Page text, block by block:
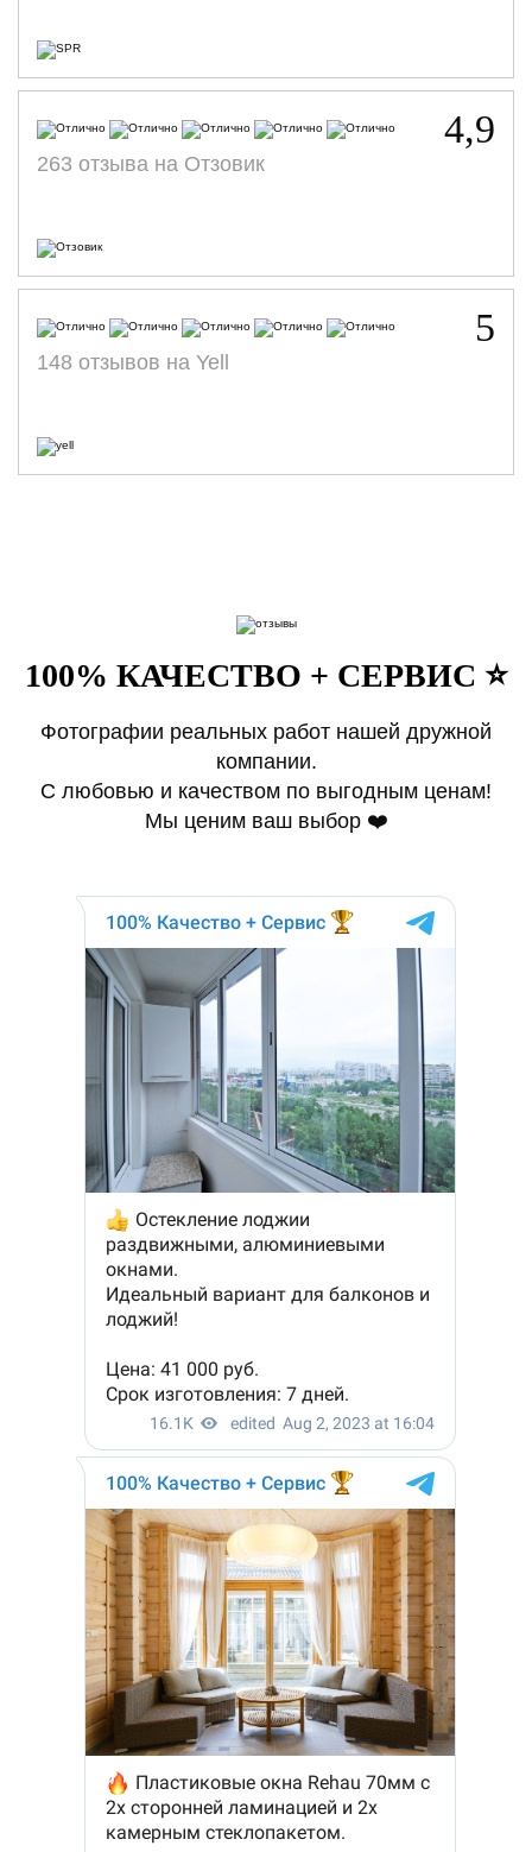
4,9
263 отзыва на Отзовик
5
148 отзывов на Yell
100% КАЧЕСТВО + СЕРВИС ⭐️
Фотографии реальных работ нашей дружной
компании.
С любовью и качеством по выгодным ценам!
Мы ценим ваш выбор ❤️